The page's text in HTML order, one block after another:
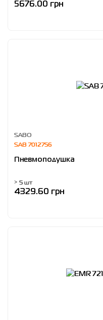
5676.00 грн
SABO
SAB 7012756
Пневмоподушка
> 5 шт
4329.60 грн